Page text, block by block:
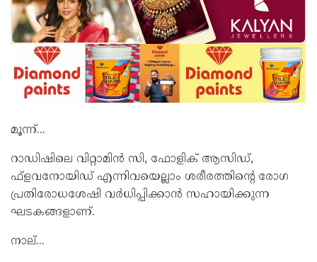
മൂന്ന്...
റാഡിഷിലെ വിറ്റാമിന്‍ സി, ഫോളിക് ആസിഡ്,
ഫ്‌ളവനോയിഡ് എന്നിവയെല്ലാം ശരീരത്തിന്‍റെ രോഗ
പ്രതിരോധശേഷി വര്‍ധിപ്പിക്കാന്‍ സഹായിക്കുന്ന
ഘടകങ്ങളാണ്.
നാല്...